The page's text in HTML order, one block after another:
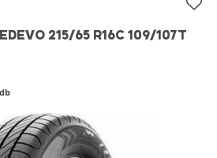
215/65 R16C 109/107T